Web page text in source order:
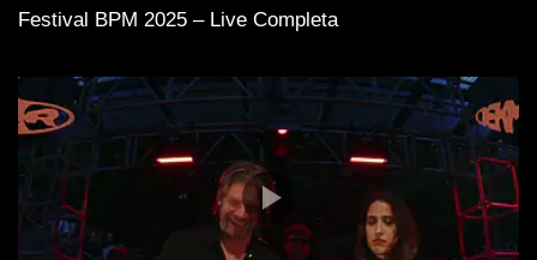
Festival BPM 2025 – Live Completa